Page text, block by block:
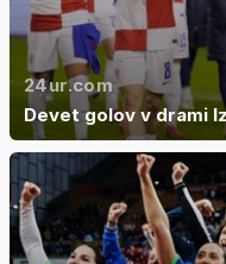
24ur.com
Devet golov v drami